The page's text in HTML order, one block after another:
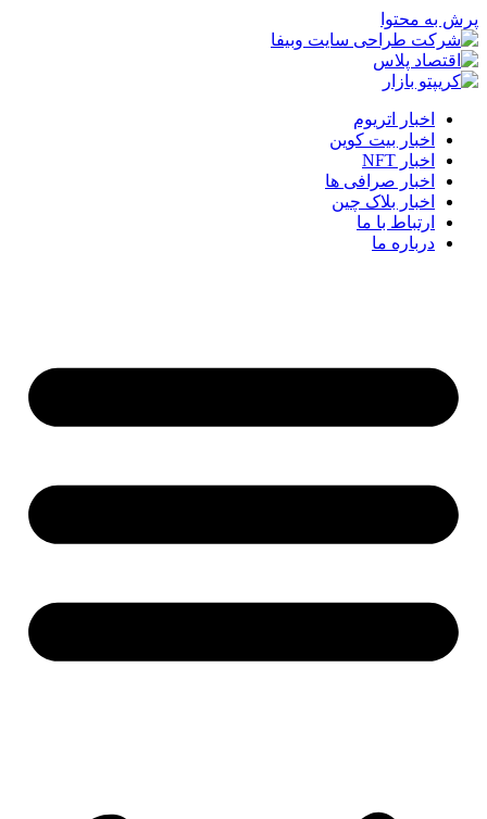
پرش به محتوا
اخبار اتریوم
اخبار بیت کوین
اخبار NFT
اخبار صرافی ها
اخبار بلاک چین
ارتباط با ما
درباره ما